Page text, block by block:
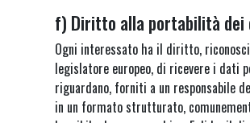
f) Diritto alla portabilità dei
Ogni interessato ha il diritto,
legislatore europeo, di ricevere i dati
riguardano, forniti a un responsabile
in un formato strutturato,